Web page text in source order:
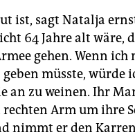
ist, sagt Natalja
64 Jahre alt wäre,
gehen. Wenn ich
müsste, würde
an zu weinen. Ihr
Arm um ihre
nimmt er den